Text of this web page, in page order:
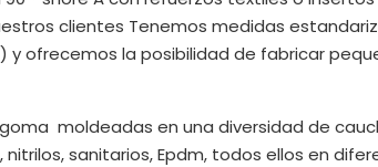
clientes Tenemos medidas
y ofrecemos la posibilidad de fabricar
moldeadas en una diversidad de
nitrilos, sanitarios, Epdm, todos ellos en